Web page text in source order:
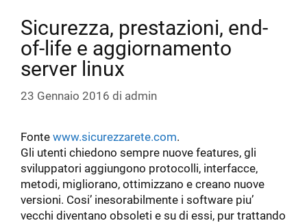
Sicurezza, prestazioni, end-
of-life e aggiornamento
server linux
23 Gennaio 2016 di admin
Fonte www.sicurezzarete.com.
Gli utenti chiedono sempre nuove features, gli
sviluppatori aggiungono protocolli, interfacce,
metodi, migliorano, ottimizzano e creano nuove
versioni. Cosi’ inesorabilmente i software piu’
vecchi diventano obsoleti e su di essi, pur trattando